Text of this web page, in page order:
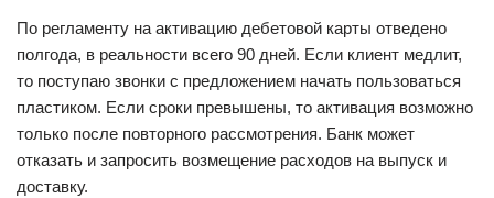
По регламенту на активацию дебетовой карты отведено
полгода, в реальности всего 90 дней. Если клиент медлит,
то поступаю звонки с предложением начать пользоваться
пластиком. Если сроки превышены, то активация возможно
только после повторного рассмотрения. Банк может
отказать и запросить возмещение расходов на выпуск и
доставку.